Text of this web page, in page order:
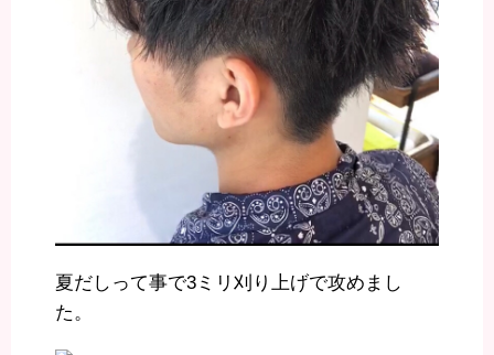
夏だしって事で3ミリ刈り上げで攻めまし
た。